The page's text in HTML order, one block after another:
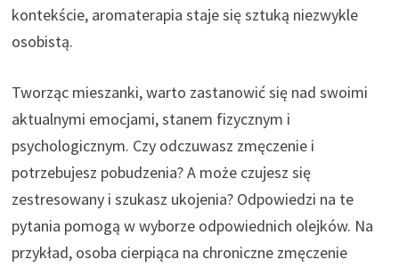
kontekście, aromaterapia staje się sztuką niezwykle
osobistą.
Tworząc mieszanki, warto zastanowić się nad swoimi
aktualnymi emocjami, stanem fizycznym i
psychologicznym. Czy odczuwasz zmęczenie i
potrzebujesz pobudzenia? A może czujesz się
zestresowany i szukasz ukojenia? Odpowiedzi na te
pytania pomogą w wyborze odpowiednich olejków. Na
przykład, osoba cierpiąca na chroniczne zmęczenie